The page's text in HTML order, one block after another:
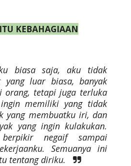
KEBAHAGIAAN
biasa saja, aku tidak
yang luar biasa, banyak
orang, tetapi juga terluka
memiliki yang tidak
yang membuatku iri, dan
yang ingin kulakukan.
negaif sampai
Semuanya ini
tentang diriku.